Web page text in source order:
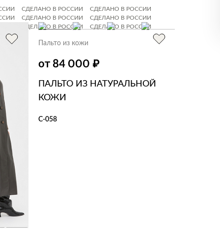
СДЕЛАНО В РОССИИ
СДЕЛАНО В РОССИИ
СДЕЛАНО В РОССИИ
СДЕЛАНО В РОССИИ
СДЕЛАНО В РОССИИ
СДЕЛАНО В РОССИИ
Пальто из кожи
от 84 000 ₽
ПАЛЬТО ИЗ НАТУРАЛЬНОЙ
КОЖИ
С-058